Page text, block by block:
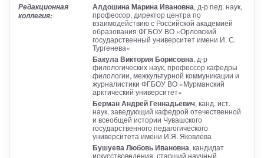
Редакционная
коллегия:
Алдошина Марина Ивановна, д-р пед. наук,
профессор, директор центра по
взаимодействию с Российской академией
образования ФГБОУ ВО «Орловский
государственный университет имени И. С.
Тургенева»
Бакула Виктория Борисовна, д-р
филологических наук, профессор кафедры
филологии, межкультурной коммуникации и
журналистики ФГБОУ ВО «Мурманский
арктический университет»
Берман Андрей Геннадьевич, канд. ист.
наук, заведующий кафедрой отечественной
и всеобщей истории Чувашского
государственного педагогического
университета имени И.Я. Яковлева
Бушуева Любовь Ивановна, кандидат
искусствоведения, старший научный